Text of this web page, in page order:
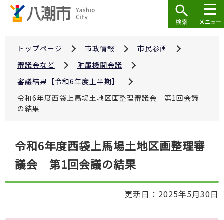
トップページ 市政情報
市民参画
審議会など
附属機関会議
審議結果【令和6年度上半期】
令和6年度西袋上馬場土地区画整理審議会 第1回会議
の結果
令和6年度西袋上馬場土地区画整理審
議会 第1回会議の結果
更新日：2025年5月30日